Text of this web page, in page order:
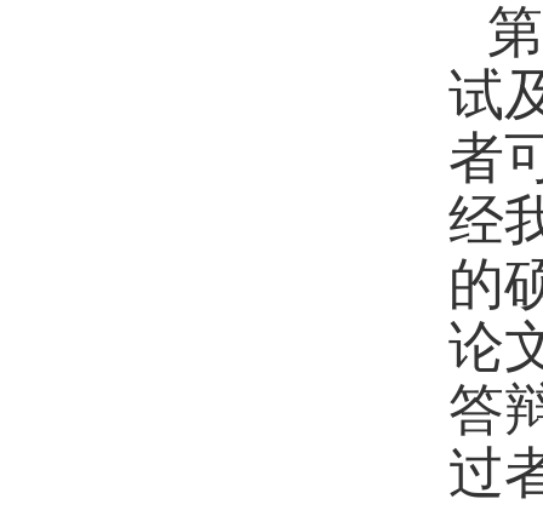
试
者
经
的
论
答
过